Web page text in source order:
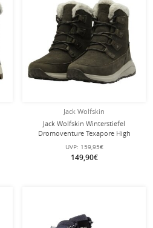
Jack Wolfskin
Jack Wolfskin Winterstiefel
Dromoventure Texapore High
(Texawarm-Isolierung, wasserdicht)
braun Damen
UVP: 159,95€
149,90€